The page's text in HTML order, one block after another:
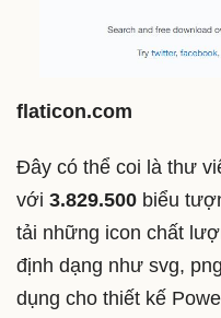
flaticon.com
Đây có thể coi là thư
với 3.829.500 biểu
tải những icon chất
định dạng như svg,
dụng cho thiết kế